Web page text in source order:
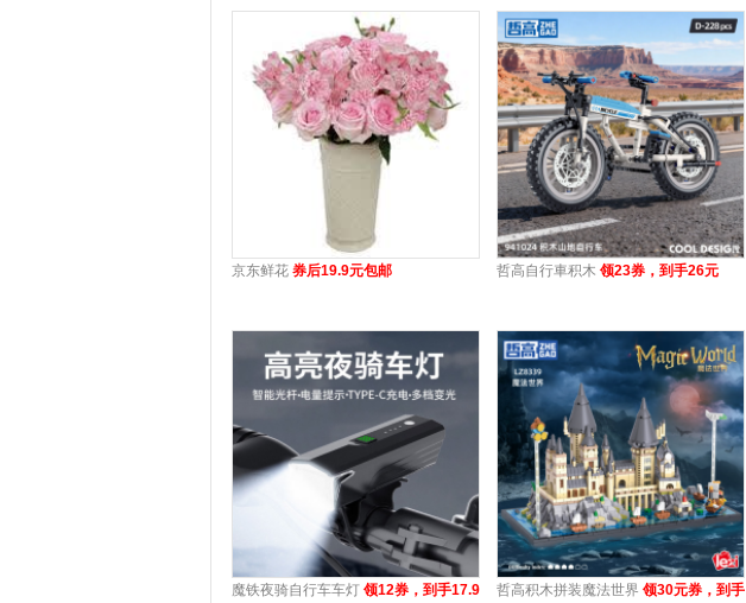
京东鲜花 券后19.9元包邮 哲高自行車积木 领23券，到手26元
魔铁夜骑自行车车灯 领12券，到手17.9
哲高积木拼装魔法世界 领30元券，到手